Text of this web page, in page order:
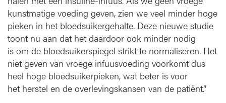
kunstmatige voeding geven, zien we veel minder hoge
pieken in het bloedsuikergehalte. Deze nieuwe studie
toont nu aan dat het daardoor ook minder nodig
is om de bloedsuikerspiegel strikt te normaliseren. Het
niet geven van vroege infuusvoeding voorkomt dus
heel hoge bloedsuikerpieken, wat beter is voor
het herstel en de overlevingskansen van de patiënt.”